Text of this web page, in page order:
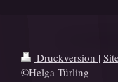
Druckversion |
©Helga Türling